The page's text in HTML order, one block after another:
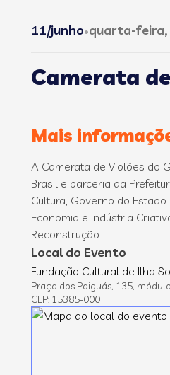
11/junho•quarta-feira,
Camerata
Mais
A Camerata de Violões do
Brasil e parceria da
Cultura, Governo do
Economia e Indústria
Reconstrução.
Local do Evento
Fundação Cultural de Ilha
Praça dos Paiguás, 135,
CEP: 15385-000